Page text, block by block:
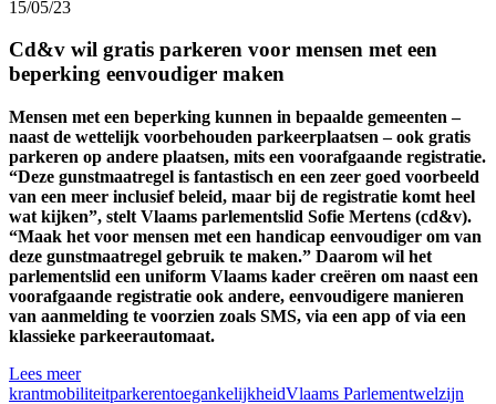
15/05/23
Cd&v wil gratis parkeren voor mensen met een
beperking eenvoudiger maken
Mensen met een beperking kunnen in bepaalde gemeenten –
naast de wettelijk voorbehouden parkeerplaatsen –ook gratis
parkeren op andere plaatsen, mits een voorafgaande registratie.
“Deze gunstmaatregel is fantastisch en een zeer goed voorbeeld
van een meer inclusief beleid, maar bij de registratie komt heel
wat kijken”, stelt Vlaams parlementslid Sofie Mertens (cd&v).
“Maak het voor mensen met een handicap eenvoudiger om van
deze gunstmaatregel gebruik te maken.” Daarom wil het
parlementslid een uniform Vlaams kader creëren om naast een
voorafgaande registratie ook andere, eenvoudigere manieren
van aanmelding te voorzien zoals SMS, via een app of via een
klassieke parkeerautomaat.
Lees meer
krantmobiliteitparkerentoegankelijkheidVlaams Parlementwelzijn